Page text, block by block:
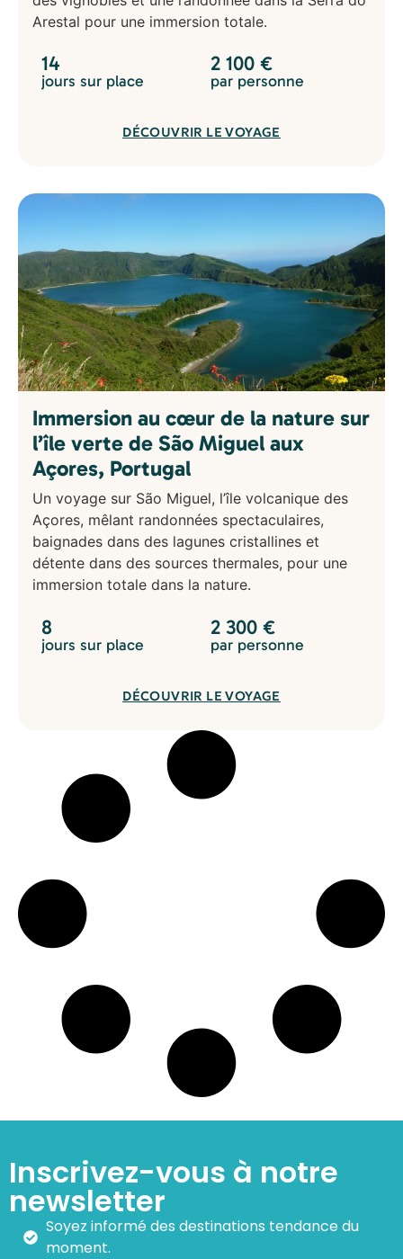
Arestal pour une immersion totale.
14
jours sur place
2 100 €
par personne
DÉCOUVRIR LE VOYAGE
Immersion au cœur de la nature sur
l’île verte de São Miguel aux
Açores, Portugal
Un voyage sur São Miguel, l’île volcanique des
Açores, mêlant randonnées spectaculaires,
baignades dans des lagunes cristallines et
détente dans des sources thermales, pour une
immersion totale dans la nature.
8
jours sur place
2 300 €
par personne
DÉCOUVRIR LE VOYAGE
Inscrivez-vous à notre
newsletter
Soyez informé des destinations tendance du
moment.